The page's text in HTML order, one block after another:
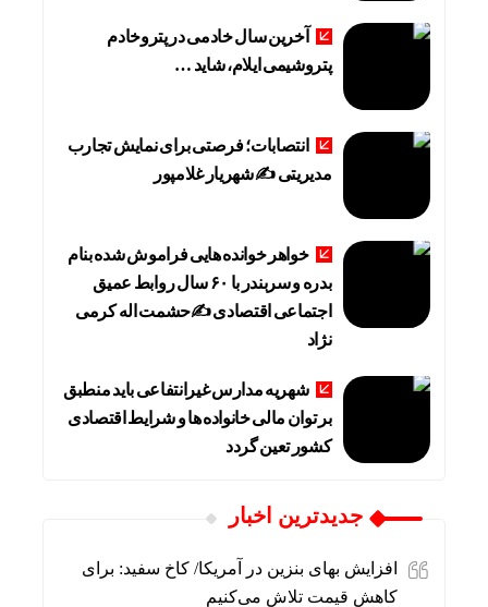
آخرین سال خادمی در پتروخادم
پتروشیمی ایلام، شاید …
انتصابات؛ فرصتی برای نمایش تجارب
مدیریتی ✍ شهریار غلامپور
خواهر خوانده هایی فراموش شده بنام
بدره و سربندر با ۶۰ سال روابط عمیق
اجتماعی اقتصادی ✍حشمت اله کرمی
نژاد
شهریه مدارس غیرانتفاعی باید منطبق
بر توان مالی خانواده ها و شرایط اقتصادی
کشور تعین گردد
جديدترين اخبار
افزایش بهای بنزین در آمریکا/ کاخ سفید: برای
کاهش قیمت تلاش می‌کنیم